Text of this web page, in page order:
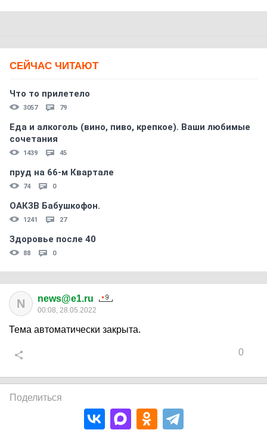
СЕЙЧАС ЧИТАЮТ
Что то прилетело
3057 79
Еда и алкоголь (вино, пиво, крепкое). Ваши любимые
сочетания
1439 45
пруд на 66-м Квартале
74 0
ОАКЗВ Бабушкофон.
1241 27
Здоровье после 40
88 0
N news@e1.ru
00:08, 28.05.2022
Тема автоматически закрыта.
0
Поделиться